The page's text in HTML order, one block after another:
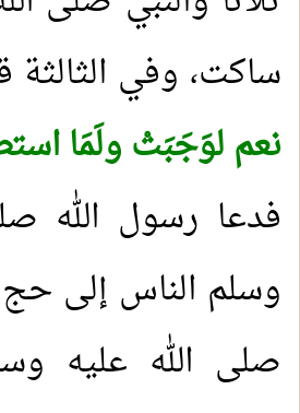
ساكت، وفي الثالثة
نعم لوَجَبَتْ ولَمَا
فدعا رسول الله
وسلم الناس إلى حج
صلى الله عليه